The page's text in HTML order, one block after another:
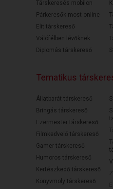
Társkeresés mobilon
Párkeresők most online
Elit társkereső
Válófélben lévőknek
Diplomás társkereső
Tematikus
Állatbarát társkereső
Bringás társkereső
Ezermester társkereső
Filmkedvelő társkereső
Gamer társkereső
Humoros társkereső
Kertészkedő társkereső
Könyvmoly társkereső